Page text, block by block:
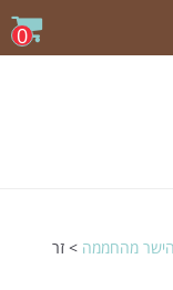
0
הישר מהחממה > זר